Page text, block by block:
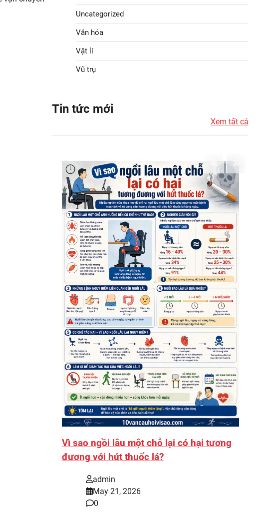
Uncategorized
Văn hóa
Vật lí
Vũ trụ
Tin tức mới
Xem tất cả
Vì sao ngồi lâu một chỗ lại có hại tương
đương với hút thuốc lá?
admin
May 21, 2026
0